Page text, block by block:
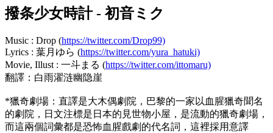
撥条少女時計- 初音ミク
Music : Drop (https://twitter.com/Drop99)
Lyrics : 葉月ゆら (https://twitter.com/yura_hatuki)
Movie, Illust : 一斗まる (https://twitter.com/ittomaru)
翻譯：白雨濯涟幽隐崖
*獵奇劇場：直譯是大木偶劇院，巴黎的一家以血腥獵奇聞名
的劇院，日文注標是日本的見世物小屋，是流動的獵奇劇場，
而這兩個詞彙都是恐怖血腥戲劇的代名詞，這裡採用意譯